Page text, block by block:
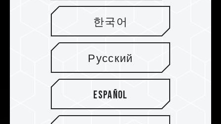
C-Schnittstelle und kann bis zu 1800 MB/s
erreichen, das Dreifache der Geschwindigkeit
durchschnittlicher USB 3.2 Gen1-SSDs, um
große 10 GB-Dateien in weniger als 20
übertragen.
한국어
Русский
Español